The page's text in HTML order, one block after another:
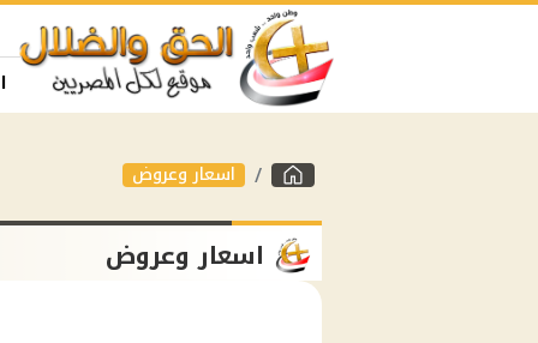
اسعار وعروض
اسعار وعروض